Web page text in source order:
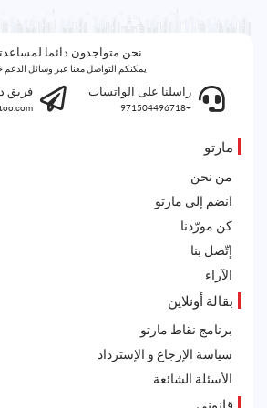
نحن متواجدون دائما
يمكنكم التواصل معنا عبر وسائل الدعم
راسلنا على الواتساب
+971504496718
فريق
مارتو
من نحن
انضم إلى مارتو
كن مورّدنا
إتّصل بنا
الآراء
بقالة أونلاين
برنامج نقاط مارتو
سياسة الإرجاع و الإسترداد
الأسئلة الشائعة
قانوني